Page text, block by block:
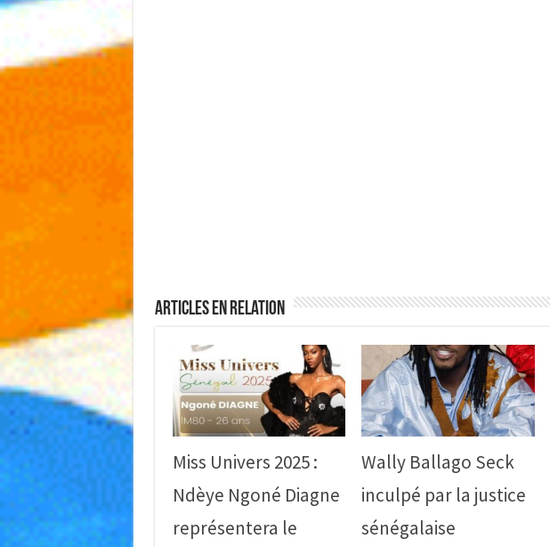
Articles en relation
Miss Univers 2025 :
Ndèye Ngoné Diagne
représentera le
Wally Ballago Seck
inculpé par la justice
sénégalaise